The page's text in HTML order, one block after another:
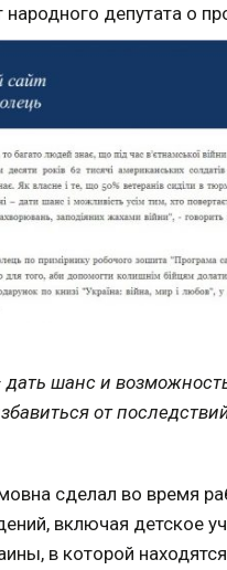
депутата о
шанс и
от
сделал во время
включая детское
в которой